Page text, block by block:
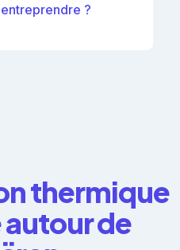
?
thermique
de